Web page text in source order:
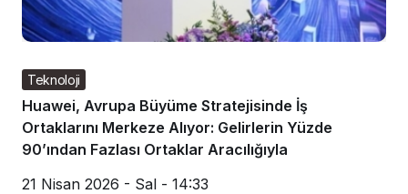
Teknoloji
Huawei, Avrupa Büyüme Stratejisinde İş
Ortaklarını Merkeze Alıyor: Gelirlerin Yüzde
90’ından Fazlası Ortaklar Aracılığıyla
21 Nisan 2026 - Sal - 14:33